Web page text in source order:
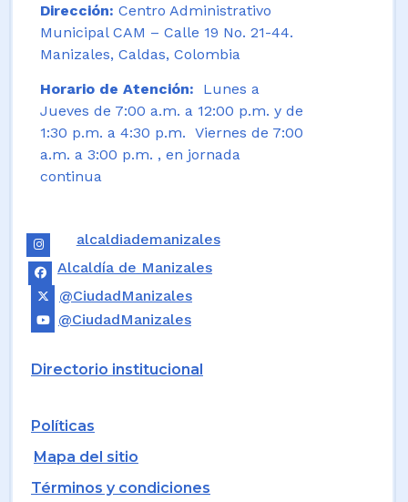
Dirección: Centro Administrativo
Municipal CAM – Calle 19 No. 21-44.
Manizales, Caldas, Colombia
Horario de Atención: Lunes a
Jueves de 7:00 a.m. a 12:00 p.m. y de
1:30 p.m. a 4:30 p.m. Viernes de 7:00
a.m. a 3:00 p.m. , en jornada
continua
alcaldiademanizales
Alcaldía de Manizales
@CiudadManizales
@CiudadManizales
Directorio institucional
Políticas
Mapa del sitio
Términos y condiciones